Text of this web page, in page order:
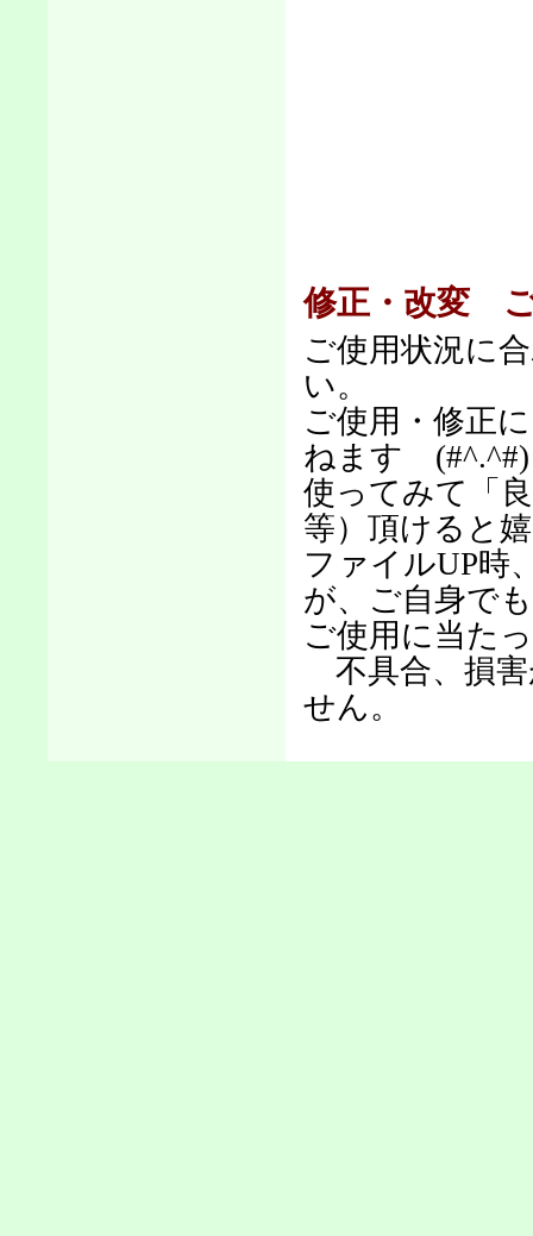
修正・改変
ご使用状況に
い。
ご使用・修正
ねます (#^.^#)
使ってみて「
等）頂けると
ファイルUP時
が、ご自身で
ご使用に当た
不具合、損害
せん。